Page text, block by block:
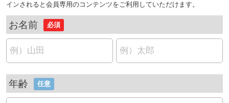
インされると会員専用のコンテンツをご利用していただけます。
お名前 必須
年齢 任意